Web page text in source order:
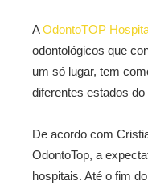
AOdontoTOP
odontológicos que
um só lugar, tem
diferentes estados
De acordo com
OdontoTop, a
hospitais. Até o fim